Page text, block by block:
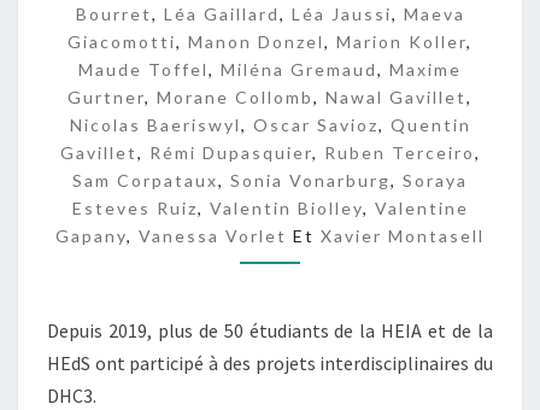
Bourret, Léa Gaillard, Léa Jaussi, Maeva
Giacomotti, Manon Donzel, Marion Koller,
Maude Toffel, Miléna Gremaud, Maxime
Gurtner, Morane Collomb, Nawal Gavillet,
Nicolas Baeriswyl, Oscar Savioz, Quentin
Gavillet, Rémi Dupasquier, Ruben Terceiro,
Sam Corpataux, Sonia Vonarburg, Soraya
Esteves Ruiz, Valentin Biolley, Valentine
Gapany, Vanessa Vorlet Et Xavier Montasell
Depuis 2019, plus de 50 étudiants de la HEIA et de la
HEdS ont participé à des projets interdisciplinaires du
DHC3.